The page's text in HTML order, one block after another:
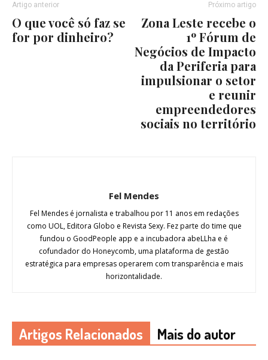
Artigo anterior
O que você só faz se
for por dinheiro?
Próximo artigo
Zona Leste recebe o
1º Fórum de
Negócios de Impacto
da Periferia para
impulsionar o setor
e reunir
empreendedores
sociais no território
Fel Mendes
Fel Mendes é jornalista e trabalhou por 11 anos em redações
como UOL, Editora Globo e Revista Sexy. Fez parte do time que
fundou o GoodPeople app e a incubadora abeLLha e é
cofundador do Honeycomb, uma plataforma de gestão
estratégica para empresas operarem com transparência e mais
horizontalidade.
Artigos Relacionados Mais do autor